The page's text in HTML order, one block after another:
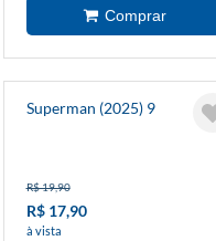
Superman (2025) 9
R$ 19,90
R$ 17,90
à vista